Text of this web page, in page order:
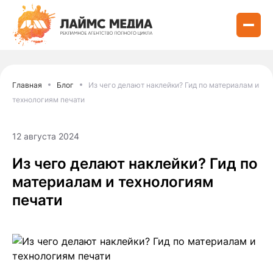
Главная Блог
Из чего делают наклейки? Гид по материалам и
технологиям печати
12 августа 2024
Из чего делают наклейки? Гид по
материалам и технологиям
печати